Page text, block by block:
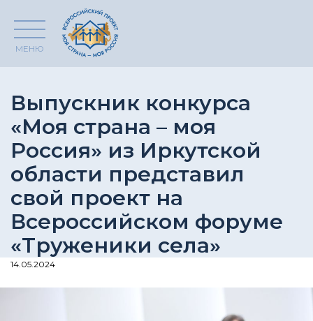
МЕНЮ
Выпускник конкурса
«Моя страна – моя
Россия» из Иркутской
области представил
свой проект на
Всероссийском форуме
«Труженики села»
14.05.2024